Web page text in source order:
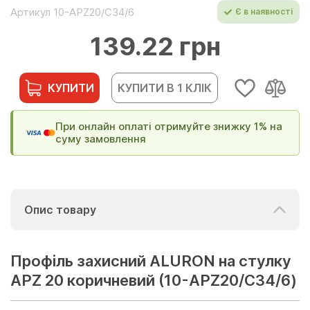
Артикул 10-APZ20/C34/6 Є в наявності
139.22 грн
КУПИТИ КУПИТИ В 1 КЛІК
При онлайн оплаті отримуйте знижку 1% на
суму замовлення
Опис товару
Профіль захисний ALURON на стулку
APZ 20 коричневий (10-APZ20/C34/6)